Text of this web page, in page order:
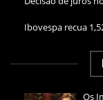
Ibovespa recua
Os